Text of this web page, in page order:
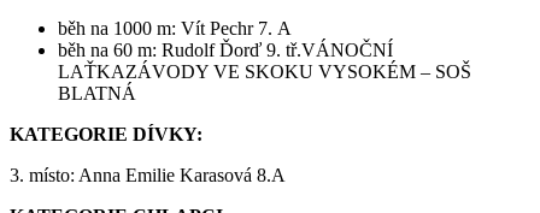
běh na 1000 m: Vít Pechr 7. A
běh na 60 m: Rudolf Ďorď 9. tř.VÁNOČNÍ
LAŤKAZÁVODY VE SKOKU VYSOKÉM – SOŠ
BLATNÁ
KATEGORIE DÍVKY:
3. místo: Anna Emilie Karasová 8.A